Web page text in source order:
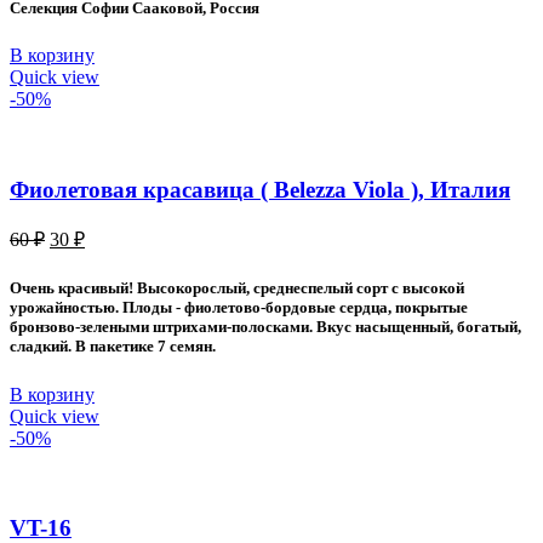
Селекция Софии Сааковой, Россия
В корзину
Quick view
-50%
Фиолетовая красавица ( Belezza Viola ), Италия
60₽ Первоначальная
составляла
60 ₽.
30 ₽Текущая
30 ₽.
Очень красивый! Высокорослый, среднеспелый сорт с высокой
урожайностью. Плоды - фиолетово-бордовые сердца, покрытые
бронзово-зелеными штрихами-полосками. Вкус насыщенный, богатый,
сладкий. В пакетике 7 семян.
В корзину
Quick view
-50%
VT-16